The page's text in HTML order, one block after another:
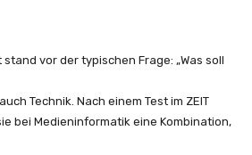
vor der typischen Frage: „Was soll
Technik. Nach einem Test im ZEIT
bei Medieninformatik eine Kombination,